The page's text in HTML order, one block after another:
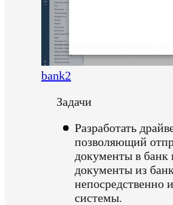
bank2
Задачи
Разработать
позволяющий
документы в банк
документы из
непосредственно
системы.